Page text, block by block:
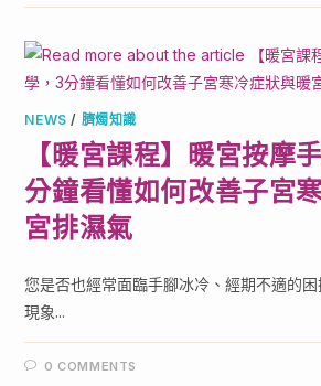
NEWS / 臍燭知識
【暖宮課程】暖宮按摩
分鐘看懂如何改善子宮
宮排濕氣
您是否也經常面臨手腳冰冷、經期不適的
現象...
0 COMMENTS